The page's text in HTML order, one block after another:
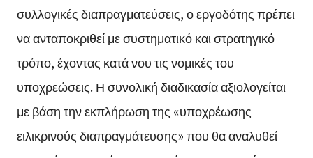
συλλογικές διαπραγματεύσεις, ο εργοδότης πρέπει
να ανταποκριθεί με συστηματικό και στρατηγικό
τρόπο, έχοντας κατά νου τις νομικές του
υποχρεώσεις. Η συνολική διαδικασία αξιολογείται
με βάση την εκπλήρωση της «υποχρέωσης
ειλικρινούς διαπραγμάτευσης» που θα αναλυθεί